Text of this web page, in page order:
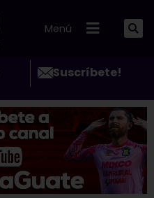
Menú
Suscríbete!